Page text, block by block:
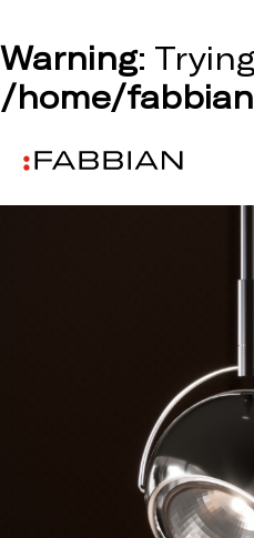
Warning:
/home/